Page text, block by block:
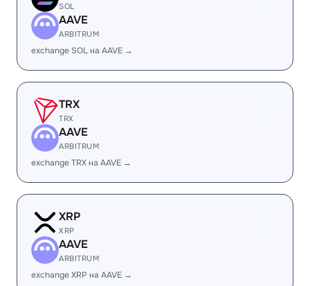
SOL
AAVE
ARBITRUM
exchange SOL на AAVE →
TRX
TRX
AAVE
ARBITRUM
exchange TRX на AAVE →
XRP
XRP
AAVE
ARBITRUM
exchange XRP на AAVE →